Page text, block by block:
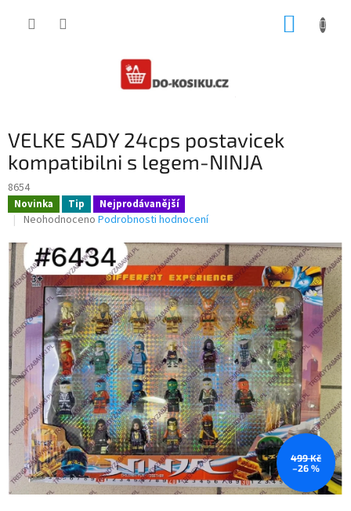
VELKE SADY 24cps postavicek
kompatibilni s legem-NINJA
8654
Novinka Tip Nejprodávanější
Průměrné
produktu
je
0,0
hvězdiček.
Neohodnoceno Podrobnosti hodnocení
499 Kč
–26 %